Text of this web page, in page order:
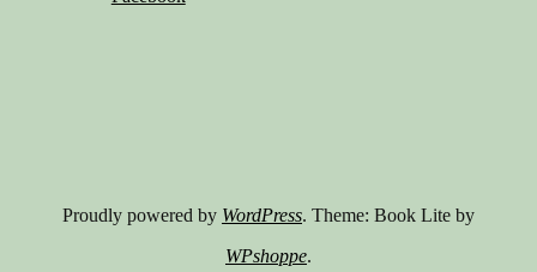
Proudly powered by WordPress. Theme: Book Lite by
WPshoppe.